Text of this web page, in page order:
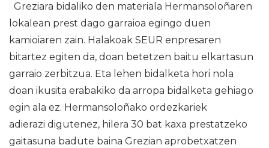
Greziara bidaliko den materiala Hermansoloñaren
lokalean prest dago garraioa egingo duen
kamioiaren zain. Halakoak SEUR enpresaren
bitartez egiten da, doan betetzen baitu elkartasun
garraio zerbitzua. Eta lehen bidalketa hori nola
doan ikusita erabakiko da arropa bidalketa gehiago
egin ala ez. Hermansoloñako ordezkariek
adierazi digutenez, hilera 30 bat kaxa prestatzeko
gaitasuna badute baina Grezian aprobetxatzen